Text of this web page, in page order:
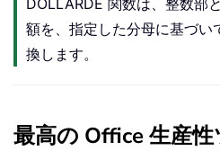
額を、指定した分母に基づい
換します。
最高の Office 生産